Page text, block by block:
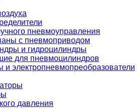
пневмоуправления
с пневмоприводом
и гидроцилиндры
для пневмоцилиндров
и электропневмопреобразователи
давления